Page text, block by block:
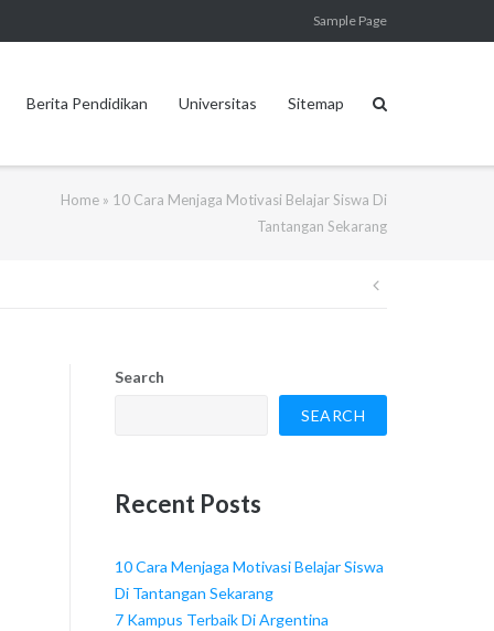
Sample Page
Berita Pendidikan Universitas Sitemap
Home » 10 Cara Menjaga Motivasi Belajar Siswa Di
Tantangan Sekarang
Post
Search
SEARCH
Recent Posts
10 Cara Menjaga Motivasi Belajar Siswa
Di Tantangan Sekarang
7 Kampus Terbaik Di Argentina